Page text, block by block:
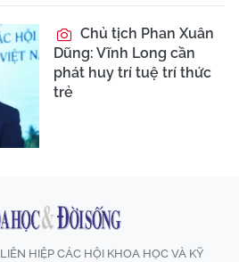
Chủ tịch Phan Xuân
Dũng: Vĩnh Long cần
phát huy trí tuệ trí thức
trẻ
LIÊN HIỆP CÁC HỘI KHOA HỌC VÀ KỸ